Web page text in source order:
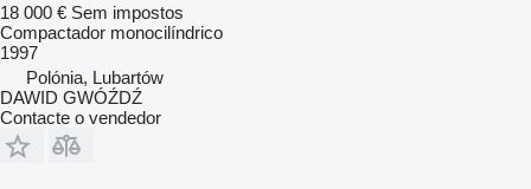
18 000 € Sem impostos
Compactador monocilíndrico
1997
Polónia, Lubartów
DAWID GWÓŹDŹ
Contacte o vendedor